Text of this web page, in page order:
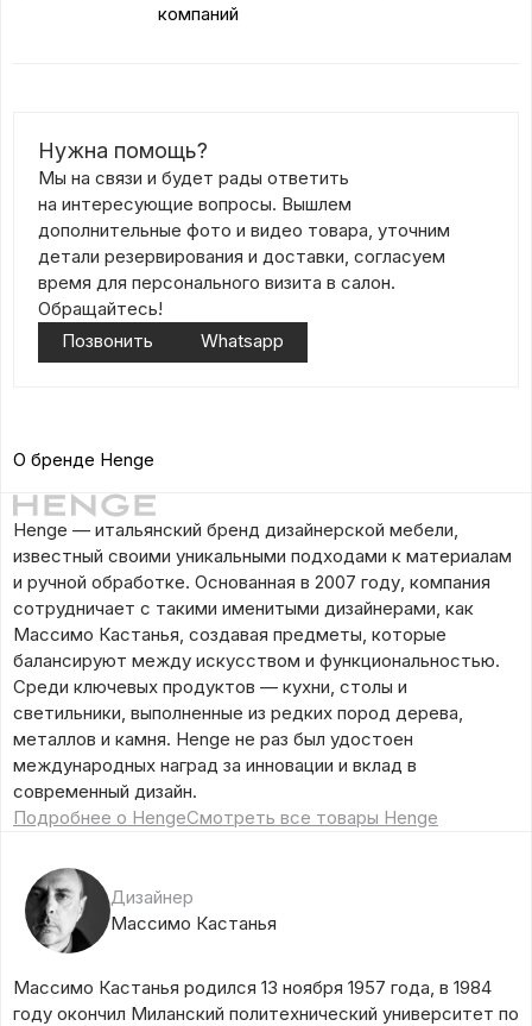
компаний
Нужна помощь?
Мы на связи и будет рады ответить
на интересующие вопросы. Вышлем
дополнительные фото и видео товара, уточним
детали резервирования и доставки, согласуем
время для персонального визита в салон.
Обращайтесь!
Позвонить
Whatsapp
О бренде Henge
Henge — итальянский бренд дизайнерской мебели,
известный своими уникальными подходами к материалам
и ручной обработке. Основанная в 2007 году, компания
сотрудничает с такими именитыми дизайнерами, как
Массимо Кастанья, создавая предметы, которые
балансируют между искусством и функциональностью.
Среди ключевых продуктов — кухни, столы и
светильники, выполненные из редких пород дерева,
металлов и камня. Henge не раз был удостоен
международных наград за инновации и вклад в
современный дизайн.
Подробнее о HengeСмотреть все товары Henge
Дизайнер
Массимо Кастанья
Массимо Кастанья родился 13 ноября 1957 года, в 1984
году окончил Миланский политехнический университет по